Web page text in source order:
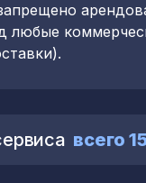
любые
всего